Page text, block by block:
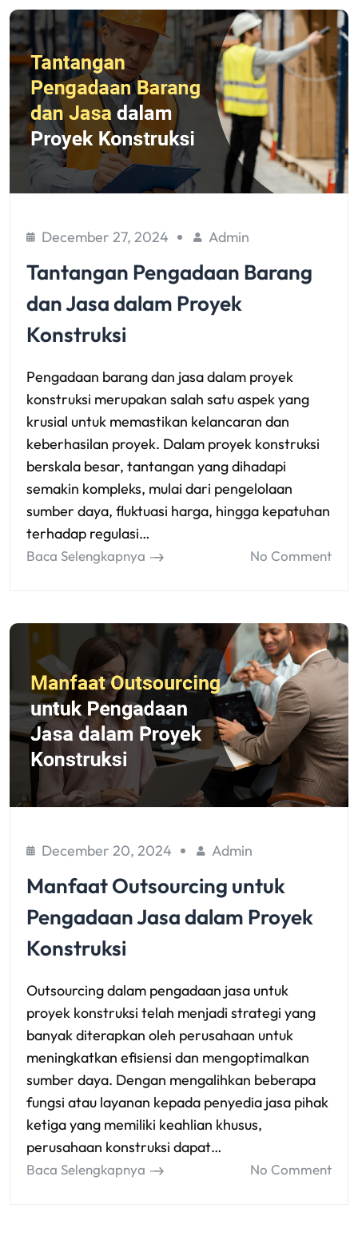
December 27, 2024 Admin
Tantangan Pengadaan Barang
dan Jasa dalam Proyek
Konstruksi
Pengadaan barang dan jasa dalam proyek
konstruksi merupakan salah satu aspek yang
krusial untuk memastikan kelancaran dan
keberhasilan proyek. Dalam proyek konstruksi
berskala besar, tantangan yang dihadapi
semakin kompleks, mulai dari pengelolaan
sumber daya, fluktuasi harga, hingga kepatuhan
terhadap regulasi…
Baca Selengkapnya No Comment
December 20, 2024 Admin
Manfaat Outsourcing untuk
Pengadaan Jasa dalam Proyek
Konstruksi
Outsourcing dalam pengadaan jasa untuk
proyek konstruksi telah menjadi strategi yang
banyak diterapkan oleh perusahaan untuk
meningkatkan efisiensi dan mengoptimalkan
sumber daya. Dengan mengalihkan beberapa
fungsi atau layanan kepada penyedia jasa pihak
ketiga yang memiliki keahlian khusus,
perusahaan konstruksi dapat…
Baca Selengkapnya No Comment